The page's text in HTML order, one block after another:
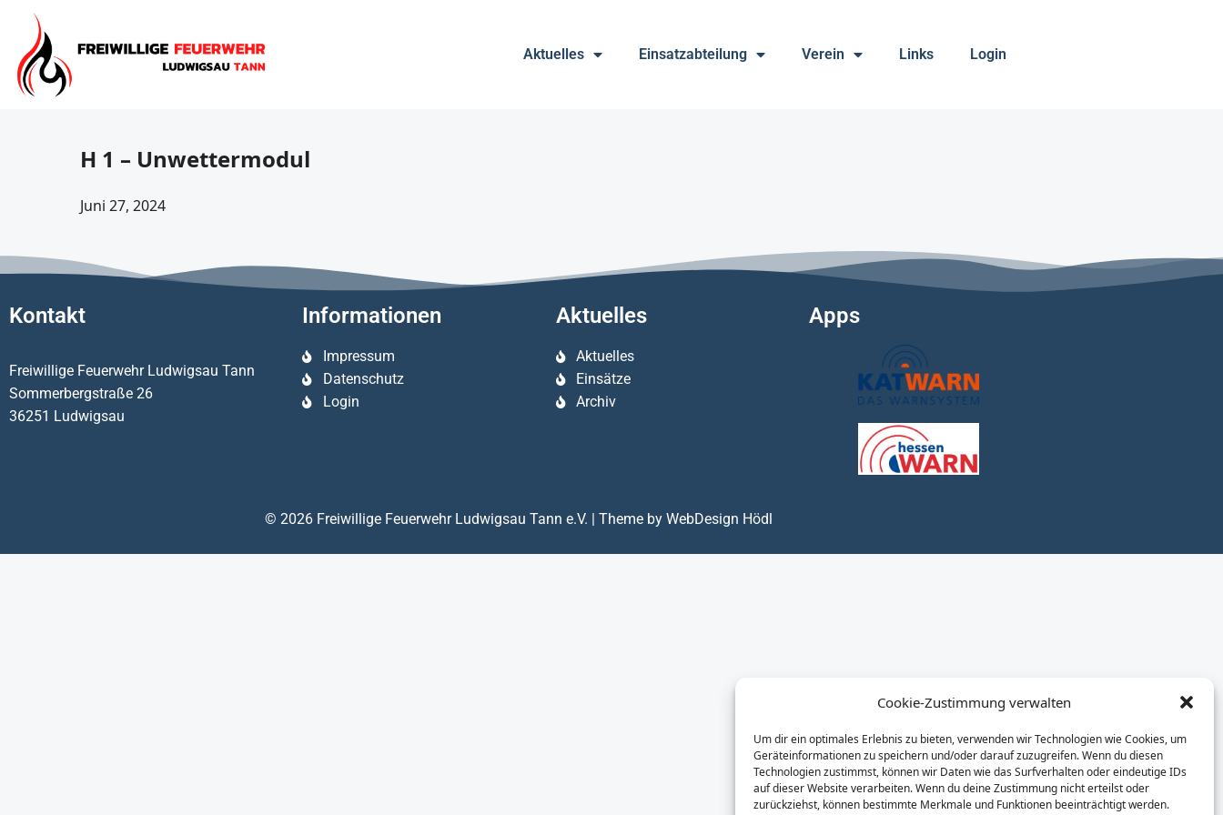
Cookie-Zustimmung verwalten
Um dir ein optimales Erlebnis zu bieten, verwenden wir Technologien wie Cookies, um
Geräteinformationen zu speichern und/oder darauf zuzugreifen. Wenn du diesen
Technologien zustimmst, können wir Daten wie das Surfverhalten oder eindeutige IDs
auf dieser Website verarbeiten. Wenn du deine Zustimmung nicht erteilst oder
zurückziehst, können bestimmte Merkmale und Funktionen beeinträchtigt werden.
Aktuelles Einsatzabteilung Verein Links Login
H 1 – Unwettermodul
Juni 27, 2024
Kontakt
Freiwillige Feuerwehr Ludwigsau Tann
Sommerbergstraße 26
36251 Ludwigsau
Informationen
Impressum
Datenschutz
Login
Aktuelles
Aktuelles
Einsätze
Archiv
Apps
© 2026 Freiwillige Feuerwehr Ludwigsau Tann e.V. | Theme by WebDesign Hödl